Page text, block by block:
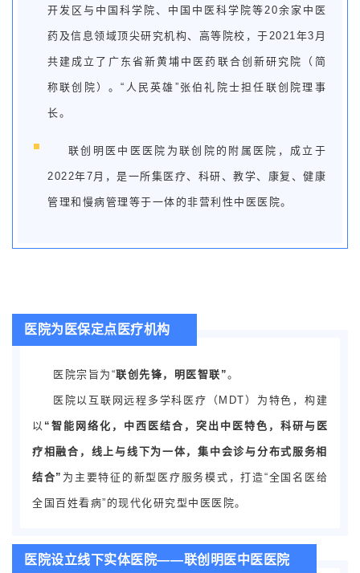
开发区与中国科学院、中国中医科学院等20余家中医
药及信息领域顶尖研究机构、高等院校，于2021年3月
共建成立了广东省新黄埔中医药联合创新研究院（简
称联创院）。“人民英雄”张伯礼院士担任联创院理事
长。
联创明医中医医院为联创院的附属医院，成立于
2022年7月，是一所集医疗、科研、教学、康复、健康
管理和慢病管理等于一体的非营利性中医医院。
医院为医保定点医疗机构
医院宗旨为“联创先锋，明医智联”。
医院以互联网远程多学科医疗（MDT）为特色，构建
以 “ 智能网络化，中西医结合，突出中医特色，科研与医
疗相融合，线上与线下为一体，集中会诊与分布式服务相
结合” 为主要特征的新型医疗服务模式，打造“全国名医给
全国百姓看病”的现代化研究型中医医院。
医院设立线下实体医院——联创明医中医医院